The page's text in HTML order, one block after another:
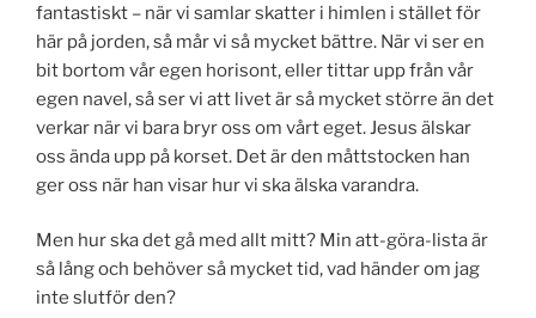
fantastiskt – när vi samlar skatter i himlen i stället för
här på jorden, så mår vi så mycket bättre. När vi ser en
bit bortom vår egen horisont, eller tittar upp från vår
egen navel, så ser vi att livet är så mycket större än det
verkar när vi bara bryr oss om vårt eget. Jesus älskar
oss ända upp på korset. Det är den måttstocken han
ger oss när han visar hur vi ska älska varandra.
Men hur ska det gå med allt mitt? Min att-göra-lista är
så lång och behöver så mycket tid, vad händer om jag
inte slutför den?